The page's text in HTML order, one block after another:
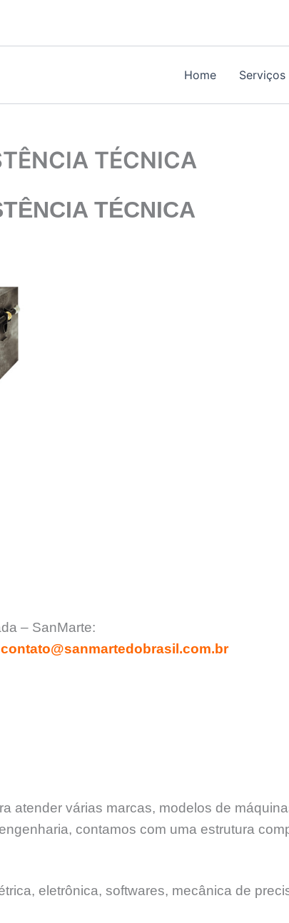
Home Serviços
TÉCNICA
TÉCNICA
– SanMarte:
contato@sanmartedobrasil.com.br
atender várias marcas, modelos de
contamos com uma estrutura
eletrônica, softwares, mecânica de